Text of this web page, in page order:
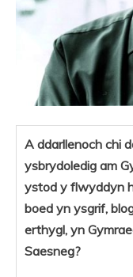
A ddarllenoch chi
ysbrydoledig am
ystod y flwyddyn
boed yn ysgrif,
erthygl, yn
Saesneg?